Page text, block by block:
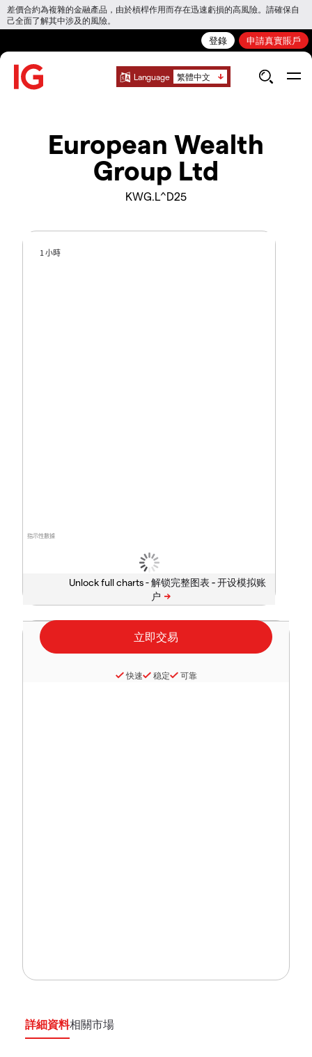
差價合約為複雜的金融產品，由於槓桿作用而存在迅速虧損的高風險。請確保自
己全面了解其中涉及的風險。
登錄 申請真實賬戶
Language 繁體中文
European Wealth
Group Ltd
KWG.L^D25
指示性數據
1 小時
Unlock full charts -
快速 稳定 可靠
詳細資料相關市場